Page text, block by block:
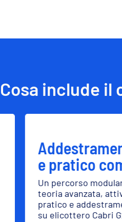
HOUR BUILDING – Ore
NIGHT RATING –
Notturno
SKILL TEST CPL (H)